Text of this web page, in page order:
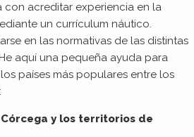
con acreditar experiencia en la
un currículum náutico.
en las normativas de las distintas
aquí una pequeña ayuda para
países más populares entre los
Córcega y los territorios de